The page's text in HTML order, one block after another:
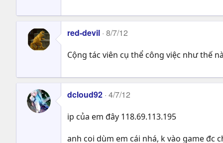
red-devil 8/7/12
Cộng tác viên cụ thể công việc như thế
dcloud92 4/7/12
ip của em đây 118.69.113.195
anh coi dùm em cái nhá, k vào game đc